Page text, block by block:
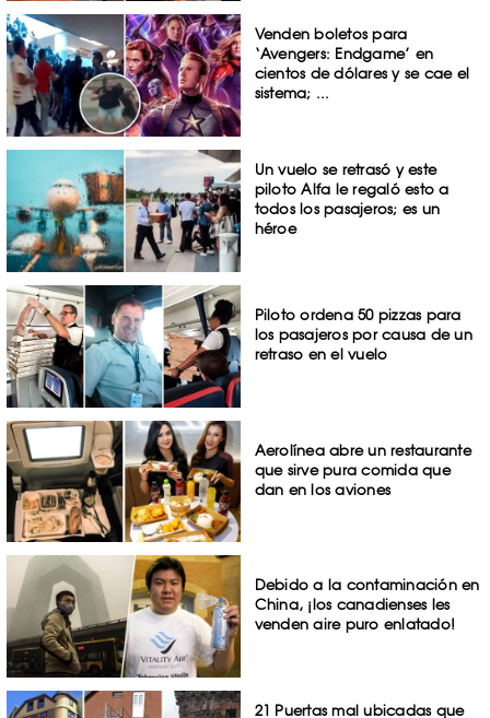
Venden boletos para
‘Avengers: Endgame’ en
cientos de dólares y se cae el
sistema; ...
Un vuelo se retrasó y este
piloto Alfa le regaló esto a
todos los pasajeros; es un
héroe
Piloto ordena 50 pizzas para
los pasajeros por causa de un
retraso en el vuelo
Aerolínea abre un restaurante
que sirve pura comida que
dan en los aviones
Debido a la contaminación en
China, ¡los canadienses les
venden aire puro enlatado!
21 Puertas mal ubicadas que